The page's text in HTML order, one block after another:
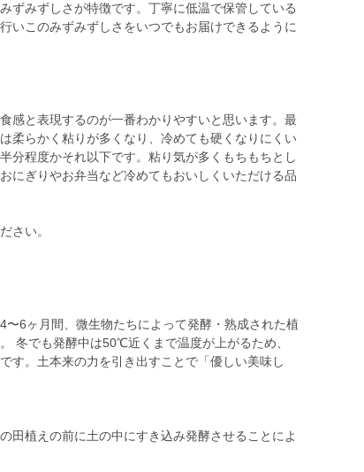
ずみずしさが特徴です。丁寧に低温で保管している
いこのみずみずしさをいつでもお届けできるように
感と表現するのが一番わかりやすいと思います。最
柔らかく粘りが多くなり、冷めても硬くなりにくい
分程度かそれ以下です。粘り気が多くもちもちとし
にぎりやお弁当など冷めてもおいしくいただける品
さい。
6ヶ月間、微生物たちによって発酵・熟成された植
冬でも発酵中は50℃近くまで温度が上がるため、
す。土本来の力を引き出すことで「優しい美味し
田植えの前に土の中にすき込み発酵させることによ